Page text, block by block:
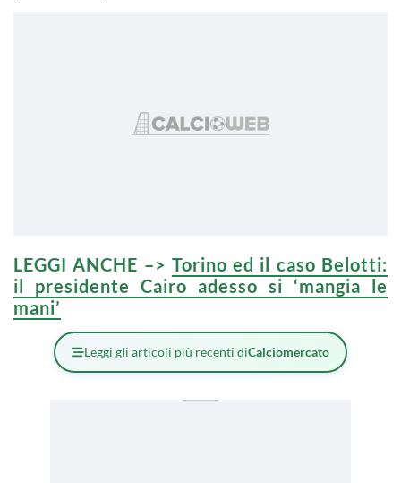
LEGGI ANCHE –> Torino ed il caso Belotti:
il presidente Cairo adesso si ‘mangia le
mani’
Leggi gli articoli più recenti diCalciomercato